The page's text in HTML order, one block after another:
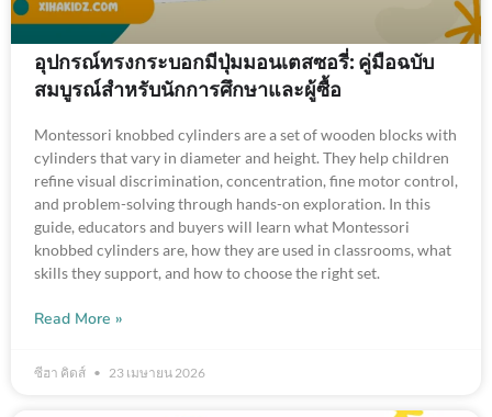
อุปกรณ์ทรงกระบอกมีปุ่มมอนเตสซอรี่: คู่มือฉบับ
สมบูรณ์สำหรับนักการศึกษาและผู้ซื้อ
Montessori knobbed cylinders are a set of wooden blocks with
cylinders that vary in diameter and height. They help children
refine visual discrimination, concentration, fine motor control,
and problem-solving through hands-on exploration. In this
guide, educators and buyers will learn what Montessori
knobbed cylinders are, how they are used in classrooms, what
skills they support, and how to choose the right set.
Read More »
ซีฮา คิดส์ 23 เมษายน 2026